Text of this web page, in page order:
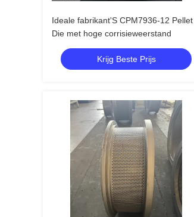
Ideale fabrikant'S CPM7936-12 Pellet
Die met hoge corrisieweerstand
Krijg Beste Prijs